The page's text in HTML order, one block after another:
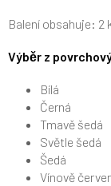
Balení obsahuje: 2
Výběr z
Bílá
Černá
Tmavě šedá
Světle šedá
Šedá
Vínově